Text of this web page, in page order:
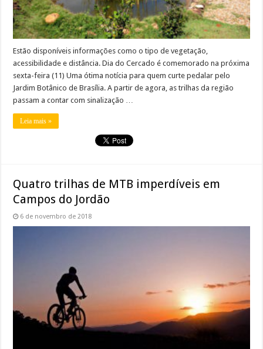
Estão disponíveis informações como o tipo de vegetação,
acessibilidade e distância. Dia do Cercado é comemorado na próxima
sexta-feira (11) Uma ótima notícia para quem curte pedalar pelo
Jardim Botânico de Brasília. A partir de agora, as trilhas da região
passam a contar com sinalização …
Leia mais »
Quatro trilhas de MTB imperdíveis em
Campos do Jordão
6 de novembro de 2018